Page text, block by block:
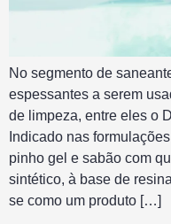
No segmento de
espessantes a serem
de limpeza, entre eles o
Indicado nas
pinho gel e sabão com
sintético, à base de
se como um produto […]